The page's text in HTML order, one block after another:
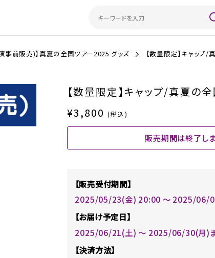
事前販売)】真夏の全国ツアー2025 グッズ 【数量限定】キャップ
【数量限定】キャップ/真夏の
¥3,800 (税込)
販売期間は終了しま
【販売受付期間】
2025/05/23(金) 20:00 〜 2025/06/
【お届け予定日】
2025/06/21(土) 〜 2025/06/30(月)ま
【決済方法】